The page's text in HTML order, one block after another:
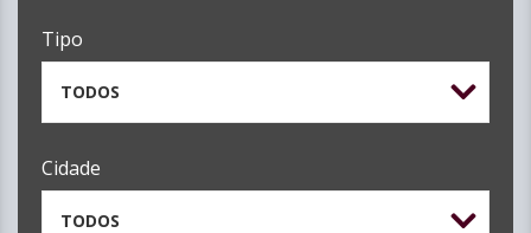
Tipo
TODOS
Cidade
TODOS